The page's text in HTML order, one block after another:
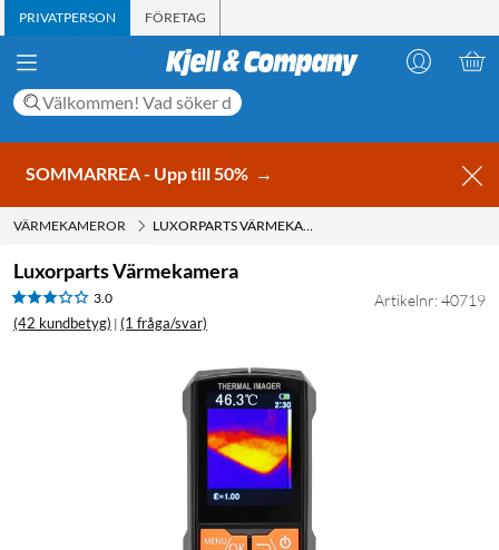
PRIVATPERSON FÖRETAG
SOMMARREA - Upp till 50% →
VÄRMEKAMEROR LUXORPARTS VÄRMEKAMERA
Luxorparts Värmekamera
3.0
(42 kundbetyg) | (1 fråga/svar)
Artikelnr: 40719